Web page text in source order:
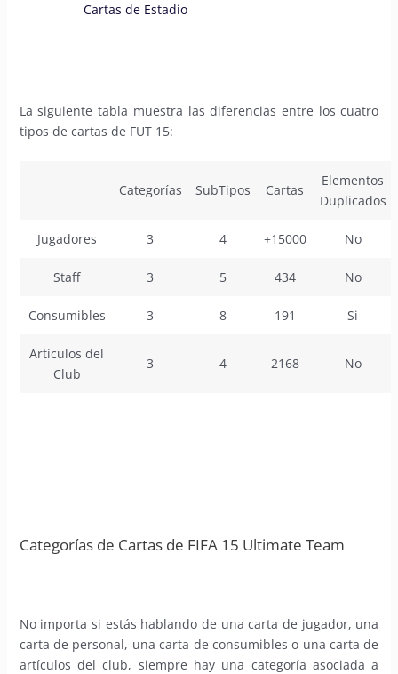
Cartas de Estadio
La siguiente tabla muestra las diferencias entre los cuatro
tipos de cartas de FUT 15:
Categorías SubTipos Cartas
Elementos
Duplicados
Jugadores 3 4 +15000 No
Staff 3 5 434 No
Consumibles 3 8 191 Si
Artículos del
Club
3 4 2168 No
Categorías de Cartas de FIFA 15 Ultimate Team
No importa si estás hablando de una carta de jugador, una
carta de personal, una carta de consumibles o una carta de
artículos del club, siempre hay una categoría asociada a